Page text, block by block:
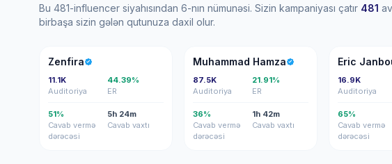
Bu 481-influencer siyahısından 6-nın nümunəsi. Sizin kampaniyası çatır 481
birbaşa sizin gələn qutunuza daxil olur.
Z
Zenfira
11.1K
Auditoriya
44.39%
ER
51%
Cavab vermə
dərəcəsi
5h 24m
Cavab vaxtı
MH
Muhammad Hamza
87.5K
Auditoriya
21.91%
ER
36%
Cavab vermə
dərəcəsi
1h 42m
Cavab vaxtı
EJ
Eric
16.9K
Auditoriya
65%
Cavab vermə
dərəcəsi